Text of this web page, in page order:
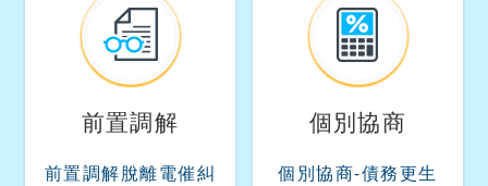
前置調解
前置調解脫離電催糾
個別協商
個別協商-債務更生